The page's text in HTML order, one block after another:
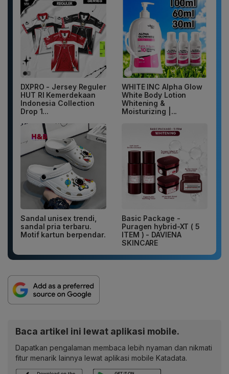
DXPRO - Jersey Reguler
HUT RI Kemerdekaan
Indonesia Collection
Drop 1...
WHITE INC Alpha Glow
White Body Lotion
Whitening &
Moisturizing |...
Sandal unisex trendi,
sandal pria terbaru.
Motif kartun berpendar.
Basic Package -
Puragen hybrid-XT ( 5
ITEM ) - DAVIENA
SKINCARE
Baca artikel ini lewat aplikasi mobile.
Dapatkan pengalaman membaca lebih nyaman dan nikmati
fitur menarik lainnya lewat aplikasi mobile Katadata.